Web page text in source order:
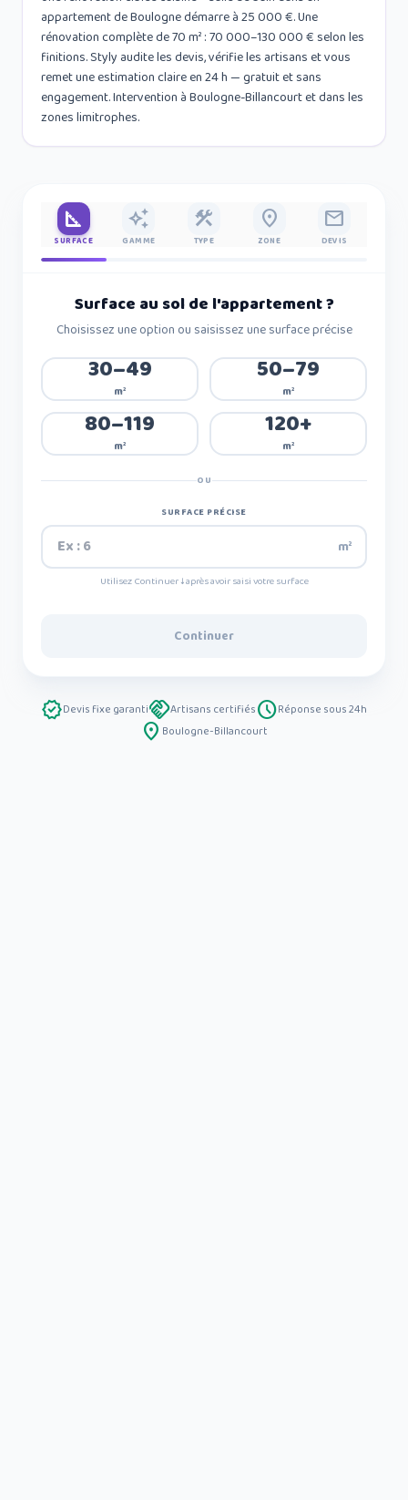
appartement de Boulogne démarre à 25 000 €. Une
rénovation complète de 70 m² : 70 000–130 000 € selon les
finitions. Styly audite les devis, vérifie les artisans et vous
remet une estimation claire en 24 h — gratuit et sans
engagement. Intervention à Boulogne-Billancourt et dans les
zones limitrophes.
square_foot
SURFACE
auto_awesome
GAMME
construction
TYPE
place
ZONE
mail
DEVIS
Surface au sol de l'appartement?
Choisissez une option ou saisissez une surface précise
30–49
m²
50–79
m²
80–119
m²
120+
m²
OU
SURFACE PRÉCISE
m²
Utilisez Continuer ↓ après avoir saisi votre surface
Continuer
verifiedDevis fixe garantihandshakeArtisans certifiésscheduleRéponse sous 24h
place Boulogne-Billancourt